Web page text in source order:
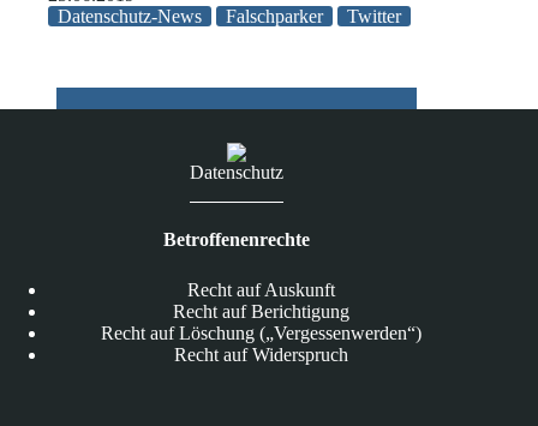
Internet
Datenschutzverstoß
Datenschutz-News
Falschparker Twitter
Datenschutz
Betroffenenrechte
Recht auf Auskunft
Recht auf Berichtigung
Recht auf Löschung („Vergessenwerden“)
Recht auf Widerspruch